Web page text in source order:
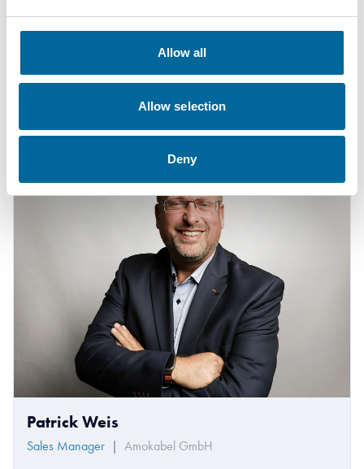
Allow all
Allow selection
Deny
Fabian Becher
Amokabel GmbH
Patrick Weis
Sales Manager | Amokabel GmbH